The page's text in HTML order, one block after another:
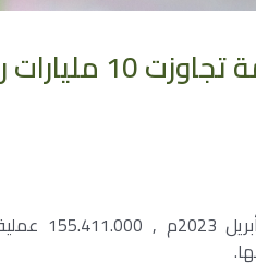
155 مليون عملية نقاط بيع في المملكة بقيمة
بلغ عدد عمليات نقاط البيع في